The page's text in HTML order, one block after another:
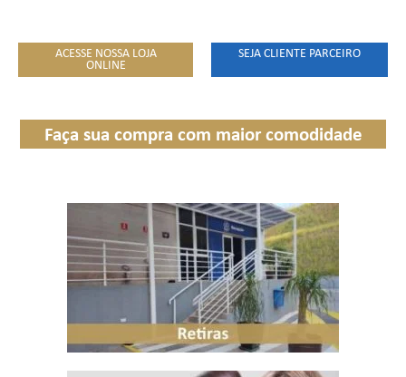
ACESSE NOSSA LOJA
ONLINE
SEJA CLIENTE PARCEIRO
Faça sua compra com maior comodidade